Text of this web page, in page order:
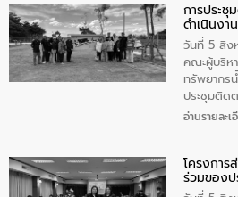
การประชุ
ดำเนินง
ทรัพยากร
ปีงบประ
วันที่ 5 สิง
คณะผู้บริห
ทรัพยากร
ประชุมติด
ตามพระร
วัดสิงห์ จั
สุขชื่น นาย
อ่านรายละ
โครงการ
ร่วมของป
แก้ไขปัญ